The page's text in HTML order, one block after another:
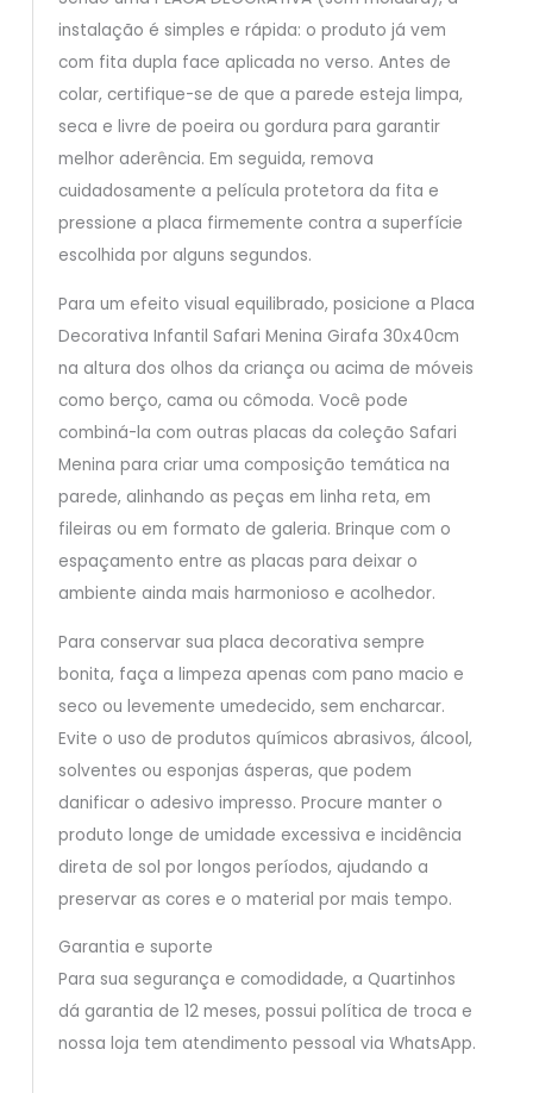
instalação é simples e rápida: o produto já vem
com fita dupla face aplicada no verso. Antes de
colar, certifique-se de que a parede esteja limpa,
seca e livre de poeira ou gordura para garantir
melhor aderência. Em seguida, remova
cuidadosamente a película protetora da fita e
pressione a placa firmemente contra a superfície
escolhida por alguns segundos.
Para um efeito visual equilibrado, posicione a Placa
Decorativa Infantil Safari Menina Girafa 30x40cm
na altura dos olhos da criança ou acima de móveis
como berço, cama ou cômoda. Você pode
combiná-la com outras placas da coleção Safari
Menina para criar uma composição temática na
parede, alinhando as peças em linha reta, em
fileiras ou em formato de galeria. Brinque com o
espaçamento entre as placas para deixar o
ambiente ainda mais harmonioso e acolhedor.
Para conservar sua placa decorativa sempre
bonita, faça a limpeza apenas com pano macio e
seco ou levemente umedecido, sem encharcar.
Evite o uso de produtos químicos abrasivos, álcool,
solventes ou esponjas ásperas, que podem
danificar o adesivo impresso. Procure manter o
produto longe de umidade excessiva e incidência
direta de sol por longos períodos, ajudando a
preservar as cores e o material por mais tempo.
Garantia e suporte
Para sua segurança e comodidade, a Quartinhos
dá garantia de 12 meses, possui política de troca e
nossa loja tem atendimento pessoal via WhatsApp.